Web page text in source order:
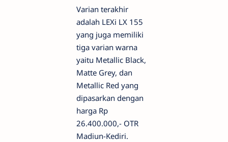
Varian terakhir
adalah LEXi LX 155
yang juga memiliki
tiga varian warna
yaitu Metallic Black,
Matte Grey, dan
Metallic Red yang
dipasarkan dengan
harga Rp
26.400.000,- OTR
Madiun-Kediri.